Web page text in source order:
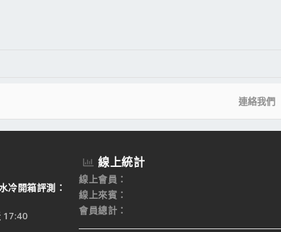
連絡我們
冷開箱評測：
17:40
線上統計
線上會員
線上來賓
會員總計